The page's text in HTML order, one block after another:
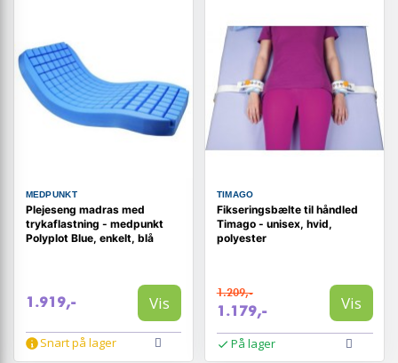
MEDPUNKT
Plejeseng madras med
trykaflastning - medpunkt
Polyplot Blue, enkelt, blå
1.919,- Vis
Snart på lager
TIMAGO
Fikseringsbælte til håndled
Timago - unisex, hvid,
polyester
1.209,-
1.179,- Vis
På lager